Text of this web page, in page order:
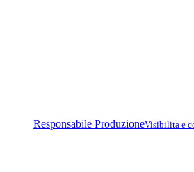
Responsabile ProduzioneVisibilita e